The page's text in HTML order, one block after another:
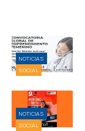
NOTICIAS
SOCIAL
NOTICIAS
SOCIAL